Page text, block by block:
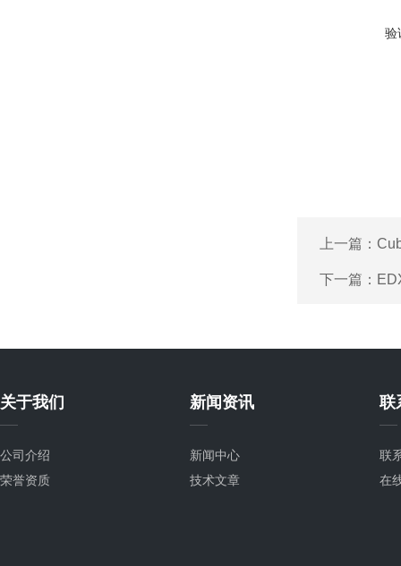
验
上一篇：
下一篇：
关于我们
公司介绍
荣誉资质
新闻资讯
新闻中心
技术文章
联
联
在